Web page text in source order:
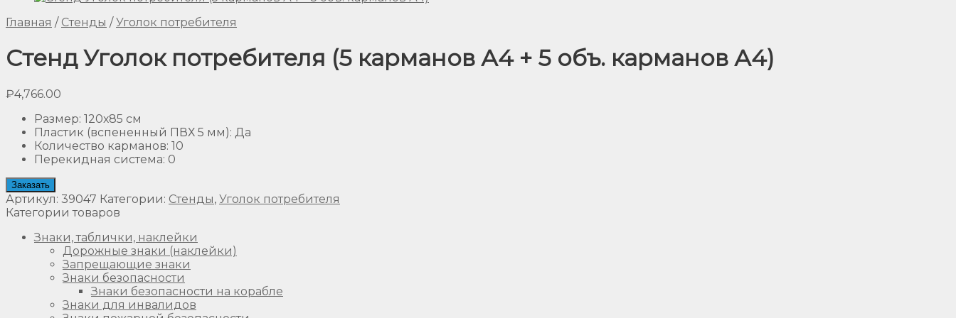
Главная / Стенды / Уголок потребителя
Стенд Уголок потребителя (5 карманов А4 + 5 объ. карманов А4)
₽4,766.00
Размер: 120х85 см
Пластик (вспененный ПВХ 5 мм): Да
Количество карманов: 10
Перекидная система: 0
Заказать
Артикул: 39047 Категории: Стенды, Уголок потребителя
Категории товаров
Знаки, таблички, наклейки
Дорожные знаки (наклейки)
Запрещающие знаки
Знаки безопасности
Знаки безопасности на корабле
Знаки для инвалидов